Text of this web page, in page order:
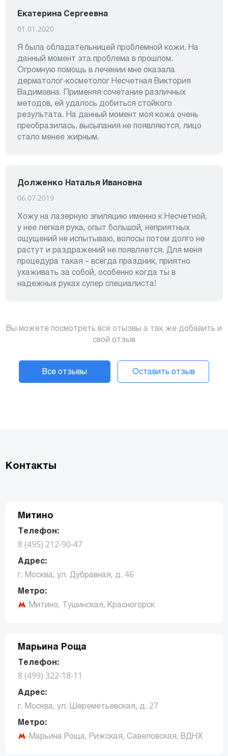
Екатерина Сергеевна
01.01.2020
Я была обладательницей проблемной кожи. На
данный момент эта проблема в прошлом.
Огромную помощь в лечении мне оказала
дерматолог-косметолог Несчетная Виктория
Вадимовна. Применяя сочетание различных
методов, ей удалось добиться стойкого
результата. На данный момент моя кожа очень
преобразилась, высыпания не появляются, лицо
стало менее жирным.
Долженко Наталья Ивановна
06.07.2019
Хожу на лазерную эпиляцию именно к Несчетной,
у нее легкая рука, опыт большой, неприятных
ощущений не испытываю, волосы потом долго не
растут и раздражений не появляется. Для меня
процедура такая – всегда праздник, приятно
ухаживать за собой, особенно когда ты в
надежных руках супер специалиста!
Вы можете посмотреть все отызвы а так же добавить и
свой отзыв
Все отзывы Оставить отзыв
Контакты
Митино
Телефон:
8 (495) 212-90-47
Адрес:
г. Москва, ул. Дубравная, д. 46
Метро:
Митино, Тушинская, Красногорск
Марьина Роща
Телефон:
8 (499) 322-18-11
Адрес:
г. Москва, ул. Шереметьевская, д. 27
Метро:
Марьина Роща, Рижская, Савеловская, ВДНХ